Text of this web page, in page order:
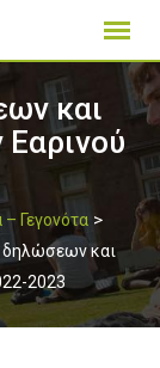
και
– Γεγονότα >
δηλώσεων και
2023